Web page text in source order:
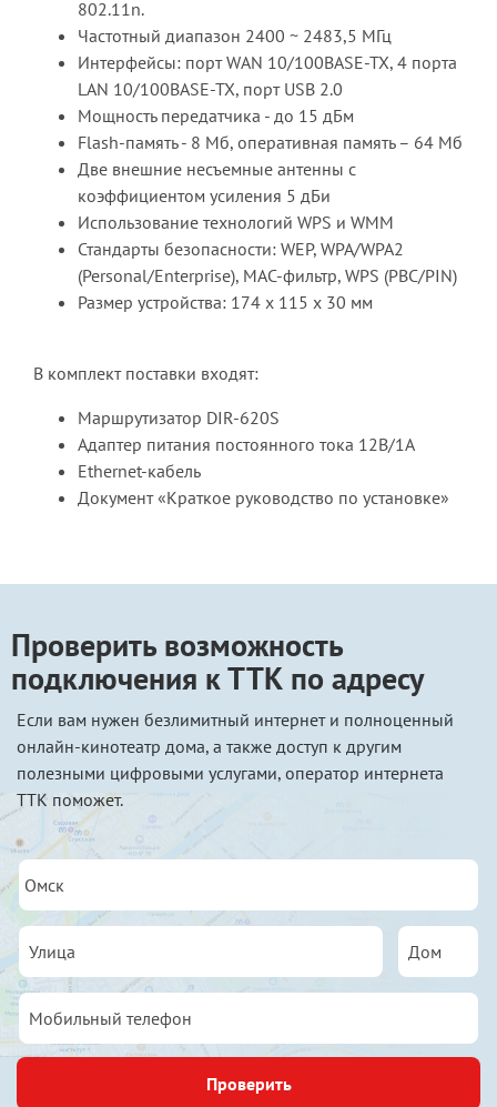
802.11n.
Частотный диапазон 2400 ~ 2483,5 МГц
Интерфейсы: порт WAN 10/100BASE-TX, 4 порта
LAN 10/100BASE-TX, порт USB 2.0
Мощность передатчика - до 15 дБм
Flash-память - 8 Mб, оперативная память – 64 Мб
Две внешние несъемные антенны с
коэффициентом усиления 5 дБи
Использование технологий WPS и WMM
Стандарты безопасности: WEP, WPA/WPA2
(Personal/Enterprise), МАС-фильтр, WPS (PBC/PIN)
Размер устройства: 174 x 115 x 30 мм
В комплект поставки входят:
Маршрутизатор DIR-620S
Адаптер питания постоянного тока 12В/1А
Ethernet-кабель
Документ «Краткое руководство по установке»
Проверить возможность
подключения к ТТК по адресу
Если вам нужен безлимитный интернет и полноценный
онлайн-кинотеатр дома, а также доступ к другим
полезными цифровыми услугами, оператор интернета
ТТК поможет.
Проверить